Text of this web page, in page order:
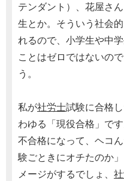
テンダント）、花屋さ
生とか。そういう社会的
れるので、小学生や中
ことはゼロではないの
う。
私が社労士試験に合格
わゆる「現役合格」で
不合格になって、ヘコ
験ごときにオチたのか
メージがするでしょ、